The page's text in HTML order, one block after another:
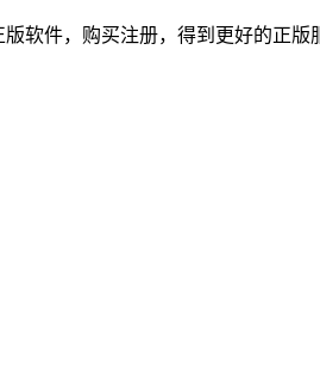
软件，购买注册，得到更好的正版